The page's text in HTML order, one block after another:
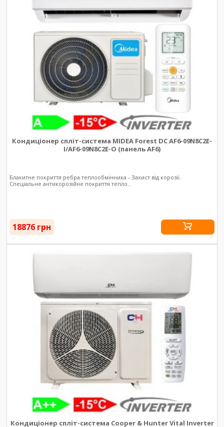
Кондиціонер спліт-система MIDEA Forest DC AF6-09N8C2E-
I/AF6-09N8C2E-O (панель AF6)
Блакитне покриття ребра теплообмінника - Захист від корозії.
Спеціальне антикорозійне покриття тепло..
18876 грн
Кондиціонер спліт-система Cooper & Hunter Vital Inverter